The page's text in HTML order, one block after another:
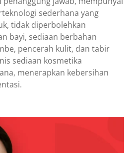
sederhana yang
tidak diperbolehkan
bayi, sediaan berbahan
pencerah kulit, dan tabir
sediaan kosmetika
menerapkan kebersihan